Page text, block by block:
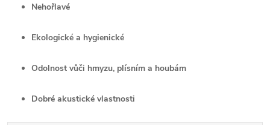
Nehořlavé
Ekologické a hygienické
Odolnost vůči hmyzu, plísním a houbám
Dobré akustické vlastnosti